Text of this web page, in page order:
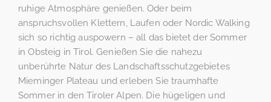
ruhige Atmosphäre genießen. Oder beim
anspruchsvollen Klettern, Laufen oder Nordic Walking
sich so richtig auspowern – all das bietet der Sommer
in Obsteig in Tirol. Genießen Sie die nahezu
unberührte Natur des Landschaftsschutzgebietes
Mieminger Plateau und erleben Sie traumhafte
Sommer in den Tiroler Alpen. Die hügeligen und